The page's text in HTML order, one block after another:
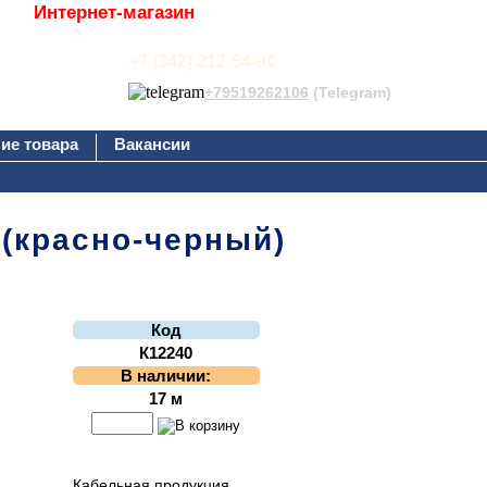
Интернет-магазин
+7 (342) 212-54-00
+79519262106 (Telegram)
товара Вакансии
черный)
Код
К12240
В наличии:
17 м